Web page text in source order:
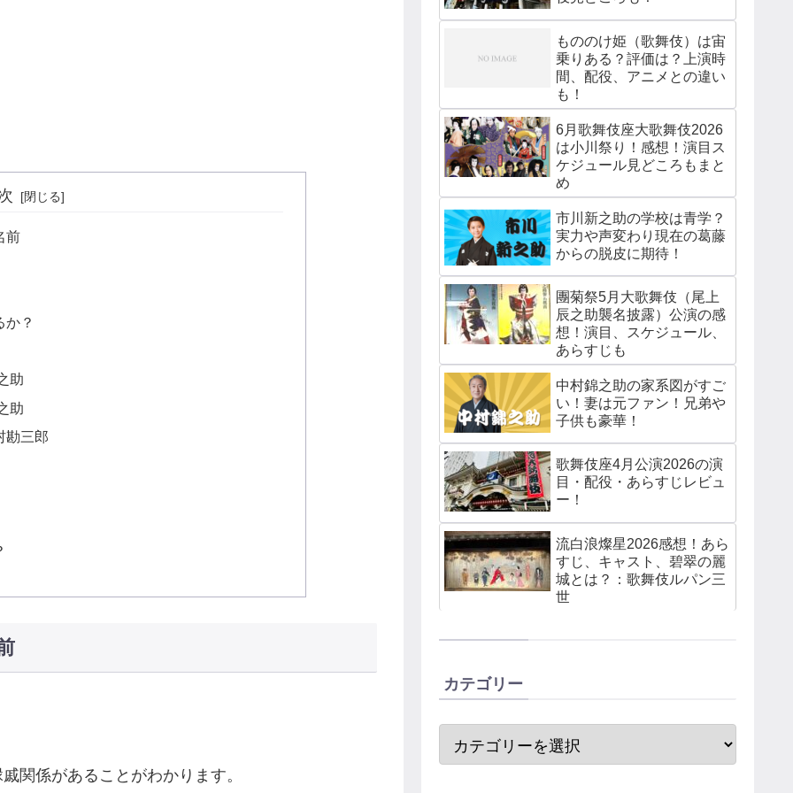
前
か？
助
助
勘三郎
関係があることがわかります。
もののけ姫（歌舞伎）は宙
乗りある？評価は？上演時
間、配役、アニメとの違い
も！
6月歌舞伎座大歌舞伎2026
は小川祭り！感想！演目ス
ケジュール見どころもまと
め
市川新之助の学校は青学？
実力や声変わり現在の葛藤
からの脱皮に期待！
團菊祭5月大歌舞伎（尾上
辰之助襲名披露）公演の感
想！演目、スケジュール、
あらすじも
中村錦之助の家系図がすご
い！妻は元ファン！兄弟や
子供も豪華！
歌舞伎座4月公演2026の演
目・配役・あらすじレビュ
ー！
流白浪燦星2026感想！あら
すじ、キャスト、碧翠の麗
城とは？：歌舞伎ルパン三
世
カテゴリー